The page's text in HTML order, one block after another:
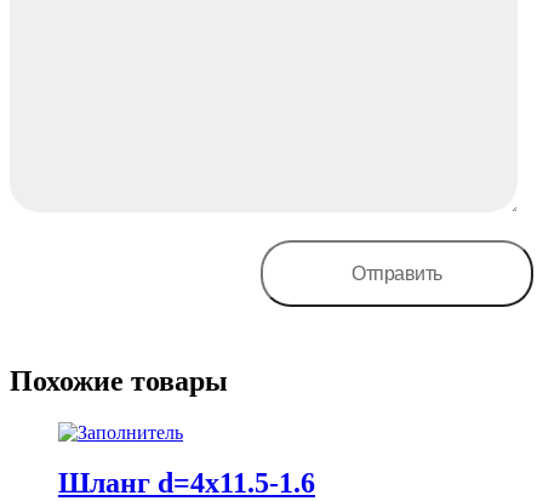
Похожие товары
Шланг d=4х11.5-1.6